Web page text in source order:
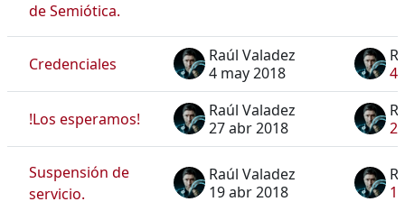
de Semiótica.
Credenciales
Raúl Valadez
4 may 2018
4
!Los esperamos!
Raúl Valadez
27 abr 2018
Suspensión de
servicio.
Raúl Valadez
19 abr 2018